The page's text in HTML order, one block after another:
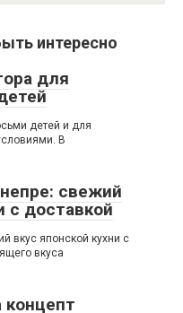
интересно
для
детей и для
В
свежий
с доставкой
вкус японской кухни с
вкуса
концепт